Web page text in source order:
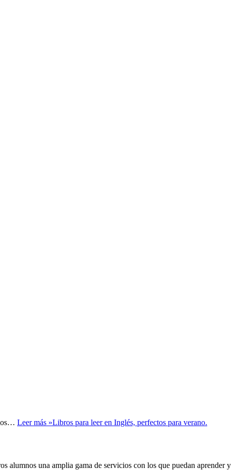
Leer más »Libros para leer en Inglés, perfectos para verano.
alumnos una amplia gama de servicios con los que puedan aprender y